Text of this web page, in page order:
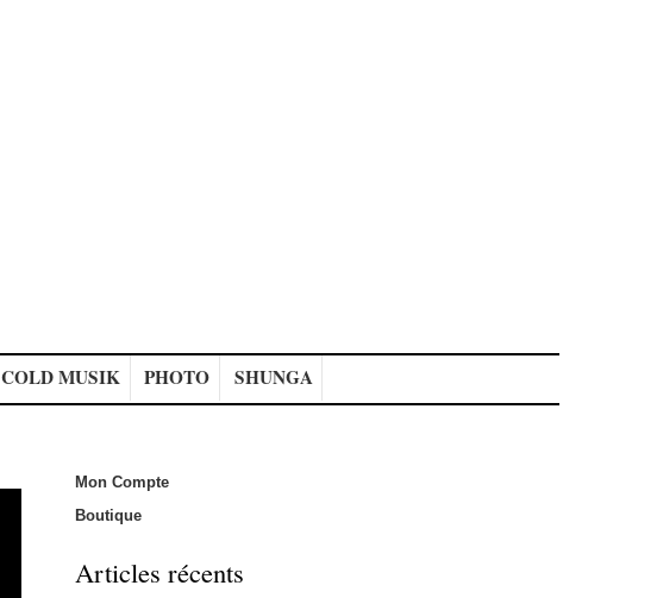
COLD MUSIK PHOTO SHUNGA
Mon Compte
Boutique
Articles récents